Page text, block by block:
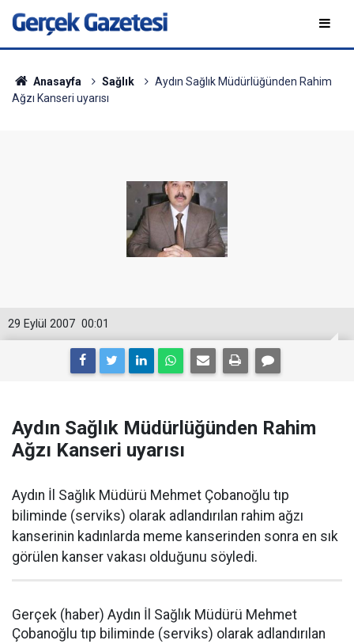
Anasayfa Sağlık
Aydın Sağlık Müdürlüğünden Rahim
Ağzı Kanseri uyarısı
00:01
29 Eylül 2007
Aydın Sağlık Müdürlüğünden Rahim
Ağzı Kanseri uyarısı
Aydın İl Sağlık Müdürü Mehmet Çobanoğlu tıp
biliminde (serviks) olarak adlandırılan rahim ağzı
kanserinin kadınlarda meme kanserinden sonra en sık
görülen kanser vakası olduğunu söyledi.
Gerçek (haber) Aydın İl Sağlık Müdürü Mehmet
Çobanoğlu tıp biliminde (serviks) olarak adlandırılan